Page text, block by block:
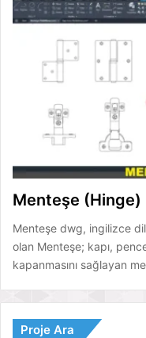
Menteşe (Hinge)
Menteşe dwg, ingilizce
olan Menteşe; kapı,
kapanmasını sağlayan
Proje Ara